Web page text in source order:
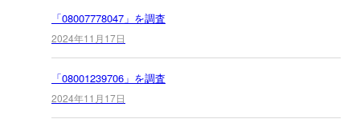
「08007778047」を調査
2024年11月17日
「08001239706」を調査
2024年11月17日